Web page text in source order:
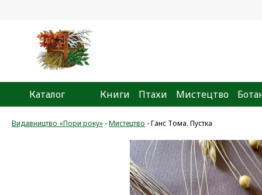
Каталог Книги Птахи Мистецтво
Видавництво «Пори року» -Мистецтво -Ганс Тома. Пустка